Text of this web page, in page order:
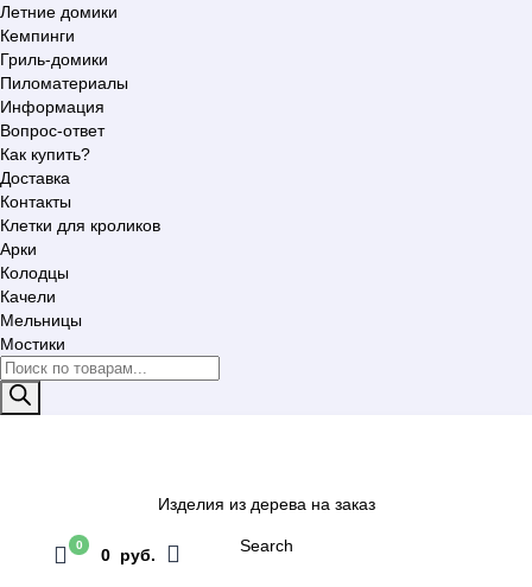
Летние домики
Кемпинги
Гриль-домики
Пиломатериалы
Информация
Вопрос-ответ
Как купить?
Доставка
Контакты
Клетки для кроликов
Арки
Колодцы
Качели
Мельницы
Мостики
Поиск
товаров
Изделия из дерева на заказ
Search
0
0 руб.